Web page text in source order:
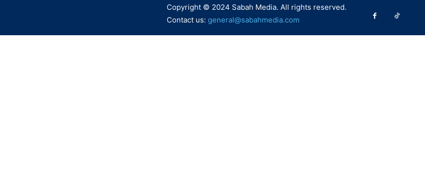
Copyright © 2024 Sabah Media. All rights reserved.
Contact us: general@sabahmedia.com